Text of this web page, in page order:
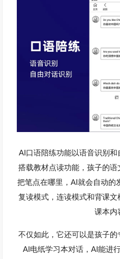
AI口语陪练功能以语音识别和
搭载教材点读功能，孩子的
把笔点在哪里，AI就会自动的
复读模式，连读模式和背课
课本内
不仅如此，它还可以是孩子
AI电纸学习本对话， AI能进